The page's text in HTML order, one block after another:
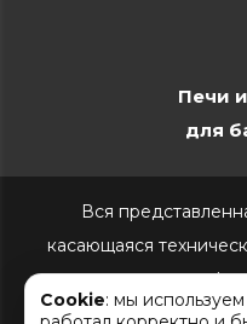
Печи
для
Вся
касающаяся
стоимости, носит
каких условиях не
Cookie: мы